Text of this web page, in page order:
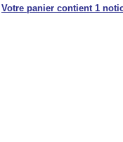
Votre panier contient 1